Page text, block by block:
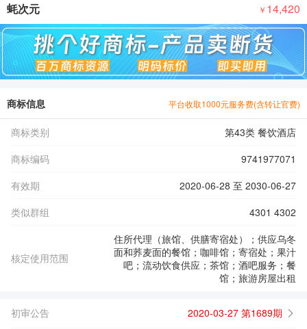
蚝次元 ￥ 14,420
商标信息 平台收取1000元服务费(含转让官费)
商标类别
第43类 餐饮酒店
商标编码
9741977071
有效期
2020-06-28 至 2030-06-27
类似群组
4301 4302
核定使用范围
住所代理（旅馆、供膳寄宿处）；供应乌冬
面和荞麦面的餐馆；咖啡馆；寄宿处；果汁
吧；流动饮食供应；茶馆；酒吧服务；餐
馆；旅游房屋出租
初审公告 2020-03-27 第1689期